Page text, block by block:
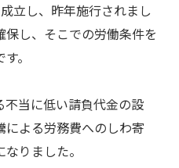
立し、昨年施行されまし
し、そこでの労働条件を
。
不当に低い請負代金の設
よる労務費へのしわ寄
りました。